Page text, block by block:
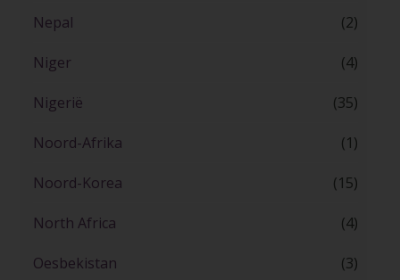
Nepal (2)
Niger (4)
Nigerië (35)
Noord-Afrika (1)
Noord-Korea (15)
North Africa (4)
Oesbekistan (3)